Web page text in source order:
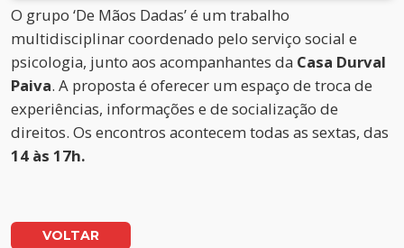
O grupo ‘De Mãos Dadas’ é um trabalho
multidisciplinar coordenado pelo serviço social e
psicologia, junto aos acompanhantes da Casa Durval
Paiva. A proposta é oferecer um espaço de troca de
experiências, informações e de socialização de
direitos. Os encontros acontecem todas as sextas, das
14 às 17h.
VOLTAR